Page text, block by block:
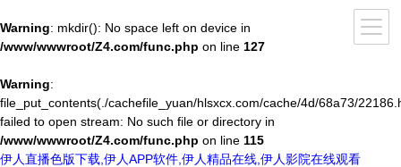
Warning: mkdir(): No space left on device in
/www/wwwroot/Z4.com/func.php on line 127
Warning:
file_put_contents(./cachefile_yuan/hlsxcx.com/cache/4d/68a73/
failed to open stream: No such file or directory in
/www/wwwroot/Z4.com/func.php on line 115
伊人直播色版下载,伊人APP软件,伊人精品在线,伊人影院在线观看